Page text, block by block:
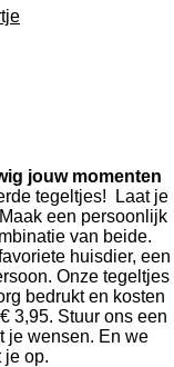
jouw momenten
tegeltjes! Laat je
een persoonlijk
van beide.
huisdier, een
Onze tegeltjes
bedrukt en kosten
3,95. Stuur ons een
je wensen. En we
je op.